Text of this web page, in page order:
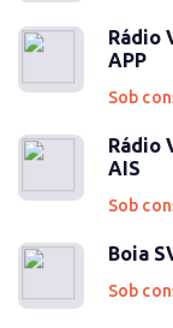
Rádio
APP
Sob
Rádio
AIS
Sob
Boia
Sob